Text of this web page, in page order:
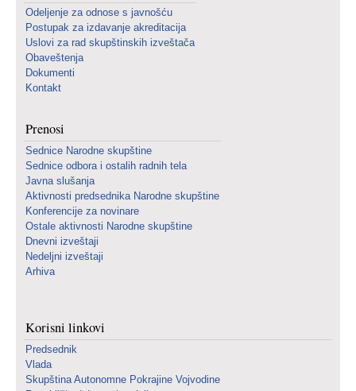
Odeljenje za odnose s javnošću
Postupak za izdavanje akreditacija
Uslovi za rad skupštinskih izveštača
Obaveštenja
Dokumenti
Kontakt
Prenosi
Sednice Narodne skupštine
Sednice odbora i ostalih radnih tela
Javna slušanja
Aktivnosti predsednika Narodne skupštine
Konferencije za novinare
Ostale aktivnosti Narodne skupštine
Dnevni izveštaji
Nedeljni izveštaji
Arhiva
Korisni linkovi
Predsednik
Vlada
Skupština Autonomne Pokrajine Vojvodine